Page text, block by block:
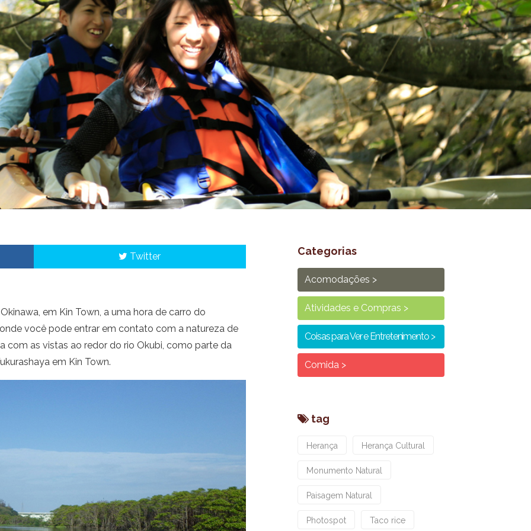
Twitter
em Kin Town, a uma hora de carro do
você pode entrar em contato com a natureza de
com as vistas ao redor do rio Okubi, como parte da
em Kin Town.
Categorias
Acomodações
Atividades e Compras
Coisas para Ver e Entretenimento
Comida
tag
Herança Herança Cultural
Monumento Natural
Paisagem Natural
Photospot Taco rice